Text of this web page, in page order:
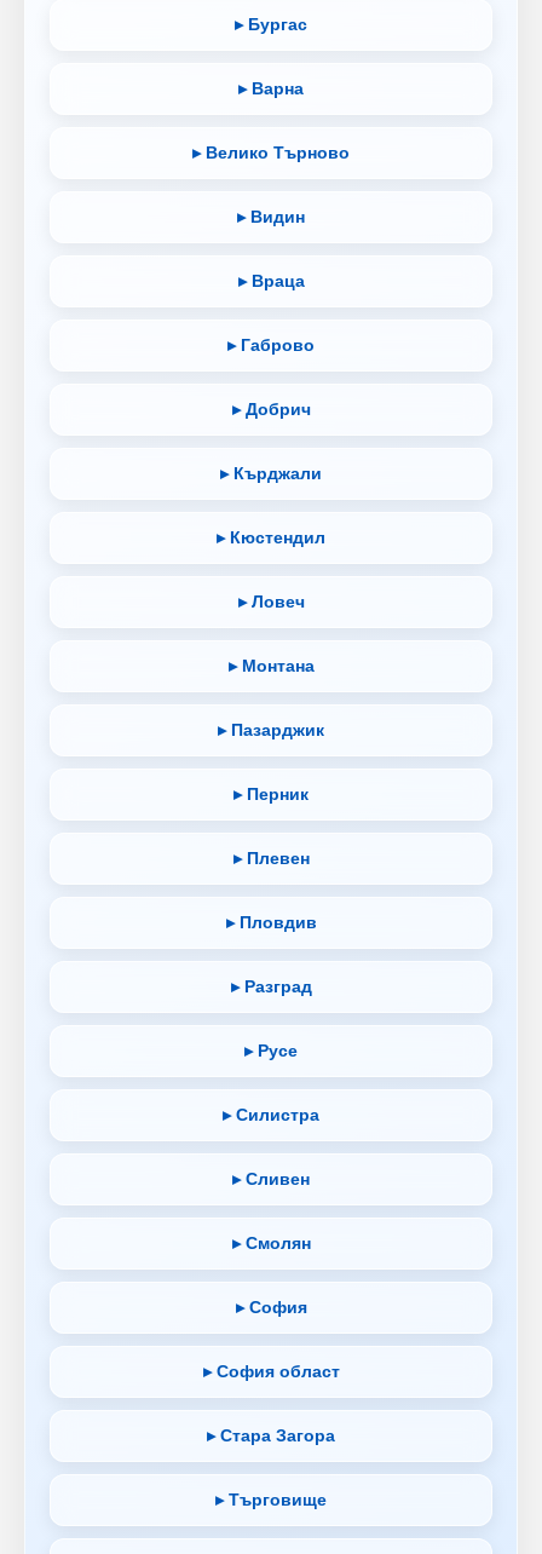
▸ Бургас
▸ Варна
▸ Велико Търново
▸ Видин
▸ Враца
▸ Габрово
▸ Добрич
▸ Кърджали
▸ Кюстендил
▸ Ловеч
▸ Монтана
▸ Пазарджик
▸ Перник
▸ Плевен
▸ Пловдив
▸ Разград
▸ Русе
▸ Силистра
▸ Сливен
▸ Смолян
▸ София
▸ София област
▸ Стара Загора
▸ Търговище